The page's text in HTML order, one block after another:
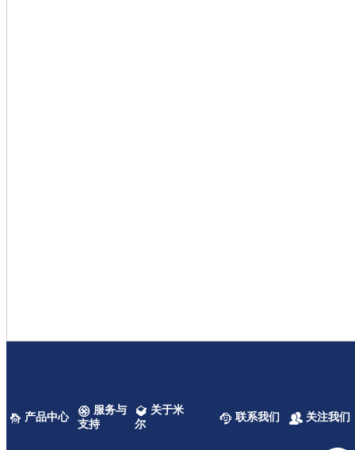
产品中心
服务与
支持
关于米
尔
联系我们 关注我们